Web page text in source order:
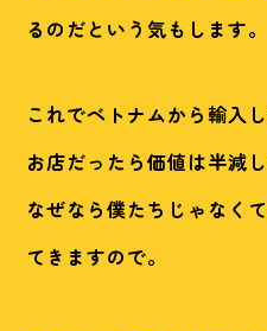
るのだという気もします。
これでベトナムから輸入
お店だったら価値は半減
なぜなら僕たちじゃなく
てきますので。